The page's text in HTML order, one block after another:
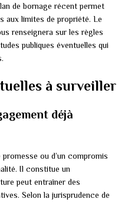
de bornage récent permet
aux limites de propriété. Le
renseignera sur les règles
publiques éventuelles qui
à surveiller
déjà
promesse ou d’un compromis
Il constitue un
peut entraîner des
Selon la jurisprudence de